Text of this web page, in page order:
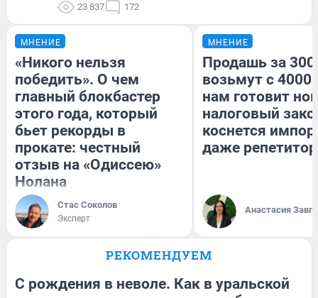
23 837 172
МНЕНИЕ
«Никого нельзя
победить». О чем
главный блокбастер
этого года, который
бьет рекорды в
прокате: честный
отзыв на «Одиссею»
Нолана
Стас Соколов
Эксперт
МНЕНИЕ
Продашь за
возьмут с
нам готовит
налоговый
коснется
даже
Анастасия
РЕКОМЕНДУЕМ
С рождения в неволе. Как в уральской